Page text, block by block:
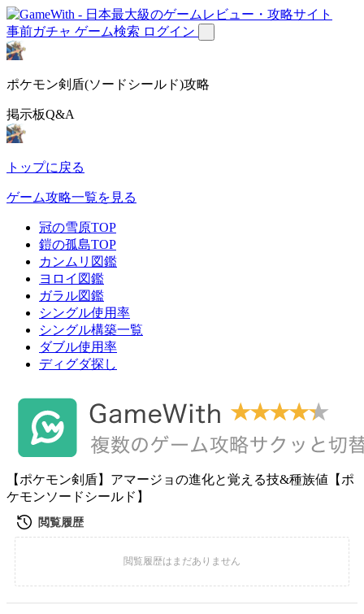
事前ガチャ ゲーム検索 ログイン
ポケモン剣盾(ソードシールド)攻略
掲示板Q&A
トップに戻る
ゲーム攻略一覧を見る
冠の雪原TOP
鎧の孤島TOP
カンムリ図鑑
ヨロイ図鑑
ガラル図鑑
シングル使用率
シングル構築一覧
ダブル使用率
ディグダ探し
【ポケモン剣盾】アマージョの進化と覚える技&種族値【ポ
ケモンソードシールド】